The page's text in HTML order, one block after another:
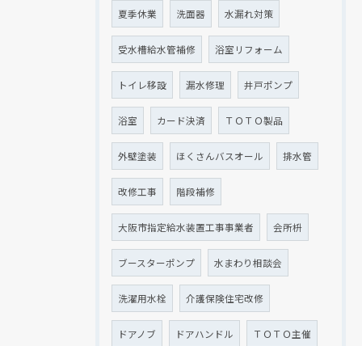
夏季休業 洗面器 水漏れ対策
受水槽給水管補修 浴室リフォーム
トイレ移設 漏水修理 井戸ポンプ
浴室 カード決済 ＴＯＴＯ製品
外壁塗装 ほくさんバスオール 排水管
改修工事 階段補修
大阪市指定給水装置工事事業者 会所枡
ブースターポンプ 水まわり相談会
洗濯用水栓 介護保険住宅改修
ドアノブ ドアハンドル ＴＯＴＯ主催